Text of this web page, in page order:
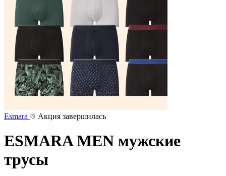
Esmara Акция завершилась
ESMARA MEN мужские
трусы